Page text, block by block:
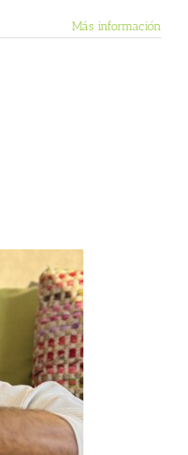
Más información